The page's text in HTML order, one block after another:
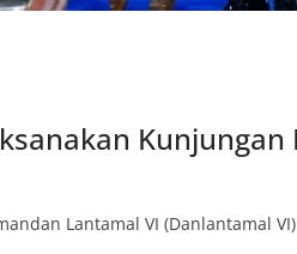
Lantamal VI (Danlantamal